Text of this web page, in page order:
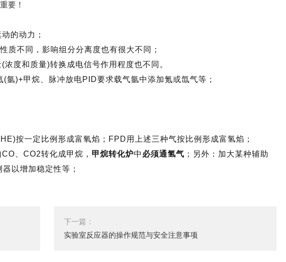
要！
的动力；
质不同，影响组分分离度也有很大不同；
度和质量)转换成电信号作用程度也不同。
)+甲烷、脉冲放电PID要求载气氩中添加氪或氙气等；
按一定比例形成富氧焰；FPD用上述三种气按比例形成富氢焰；
、CO2转化成甲烷， 甲烷转化炉中 必须通氢气 ；另外：加大某种辅助
以增加稳定性等；
下一篇：
实验室反应器的操作规范与安全注意事项